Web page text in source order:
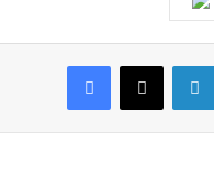
Facebook
X